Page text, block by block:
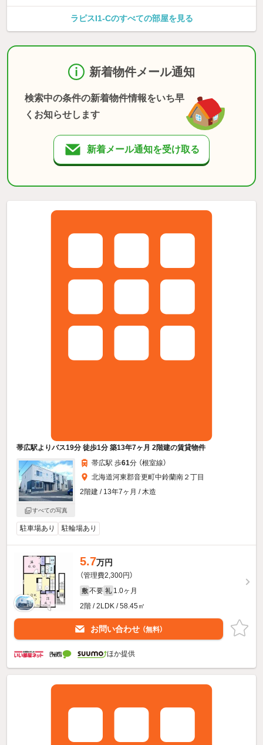
ラピスI1-Cのすべての部屋を見る
新着物件メール通知
検索中の条件の新着物件情報をいち早
くお知らせします
新着メール通知を受け取る
帯広駅よりバス19分 徒歩1分 築13年7ヶ月 2階建の賃貸物件
すべての写真
帯広駅 歩61分 （根室線）
北海道河東郡音更町中鈴蘭南２丁目
2階建 / 13年7ヶ月 / 木造
駐車場あり 駐輪場あり
5.7万円
（管理費2,300円）
敷 不要 礼 1.0ヶ月
2階 / 2LDK / 58.45㎡
お問い合わせ （無料）
ほか提供